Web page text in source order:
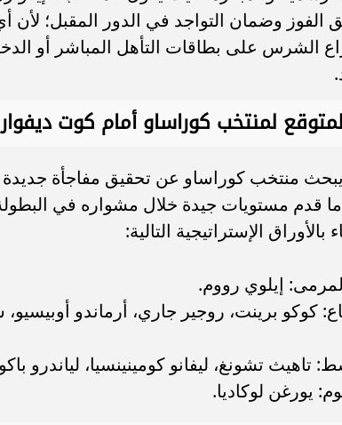
وضمان التواجد في الدور المقبل؛ لأن
الشرس على بطاقات التأهل المباشر أو
لمنتخب كوراساو أمام كوت ديفوار
منتخب كوراساو عن تحقيق مفاجأة جديدة
قدم مستويات جيدة خلال مشواره في
الإستراتيجية التالية:
إيلوي رووم.
كوكو برينت، روجير جاري، أرماندو
تشونغ، ليفانو كومينينسيا، لياندرو
يورغن لوكاديا.